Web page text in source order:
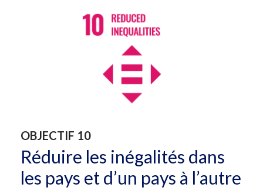
OBJECTIF 10
Réduire les inégalités dans
les pays et d’un pays à l’autre